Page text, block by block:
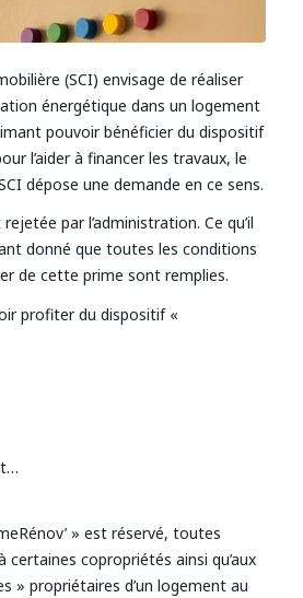
(SCI) envisage de réaliser
énergétique dans un logement
pouvoir bénéficier du dispositif
l’aider à financer les travaux, le
dépose une demande en ce sens.
par l’administration. Ce qu’il
donné que toutes les conditions
de cette prime sont remplies.
profiter du dispositif «
» est réservé, toutes
certaines copropriétés ainsi qu’aux
» propriétaires d’un logement au